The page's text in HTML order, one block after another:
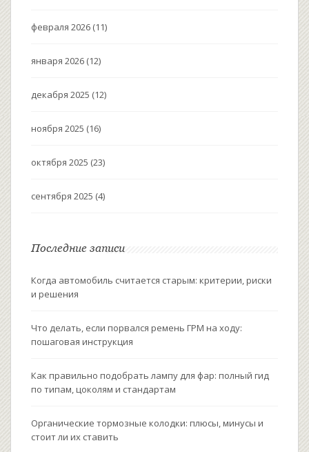
февраля 2026 (11)
января 2026 (12)
декабря 2025 (12)
ноября 2025 (16)
октября 2025 (23)
сентября 2025 (4)
Последние записи
Когда автомобиль считается старым: критерии, риски
и решения
Что делать, если порвался ремень ГРМ на ходу:
пошаговая инструкция
Как правильно подобрать лампу для фар: полный гид
по типам, цоколям и стандартам
Органические тормозные колодки: плюсы, минусы и
стоит ли их ставить